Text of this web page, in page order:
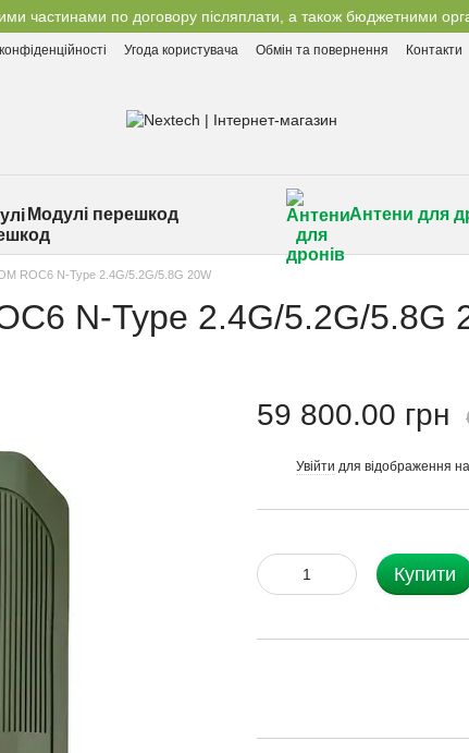
частинами по договору післяплати, а також бюджетними
Угода користувача Обмін та повернення Контакти
Модулі перешкод Антени для
ROC6 N-Type 2.4G/5.2G/5.8G 20W
N-Type 2.4G/5.2G/5.8G
59 800.00 грн
Увійти для відображення
Купити